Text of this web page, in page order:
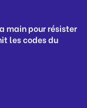
main pour résister
les codes du